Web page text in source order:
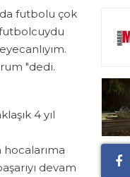
futbolu çok
"dedi.
4 yıl
hocalarıma
devam